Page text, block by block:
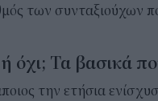
των συνταξιούχων
όχι; Τα βασικά
την ετήσια